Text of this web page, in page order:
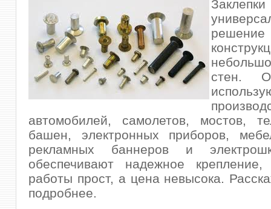
решение
стен.
автомобилей, самолетов, мостов,
башен, электронных приборов,
рекламных баннеров и
обеспечивают надежное
работы прост, а цена невысока.
подробнее.